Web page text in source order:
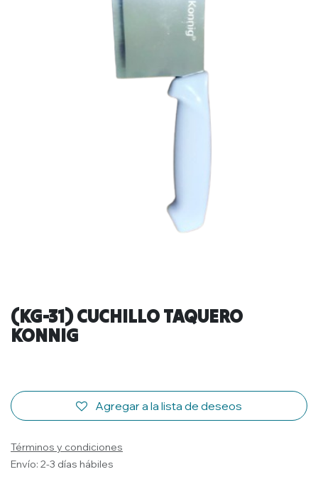
(KG-31) CUCHILLO TAQUERO
KONNIG
Agregar a la lista de deseos
Términos y condiciones
Envío: 2-3 días hábiles